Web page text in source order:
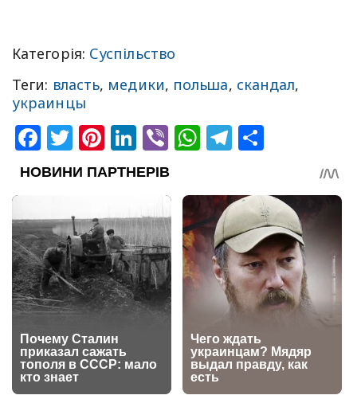
Категорія: Суспільство
Теги: власть, медики, польша, скандал,
украинцы
Facebook
Twitter
Pinterest
LinkedIn
ViberWhatsApp
Telegram